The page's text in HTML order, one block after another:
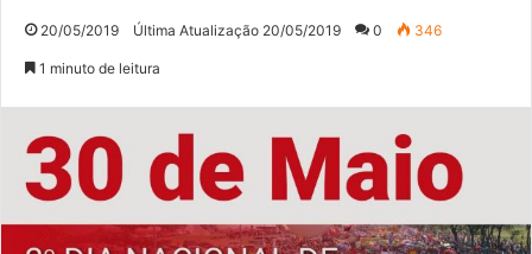
20/05/2019 Última Atualização 20/05/2019 0 346
1 minuto de leitura